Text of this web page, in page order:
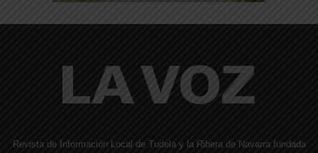
Revista de Información Local de Tudela y la Ribera de Navarra fundada